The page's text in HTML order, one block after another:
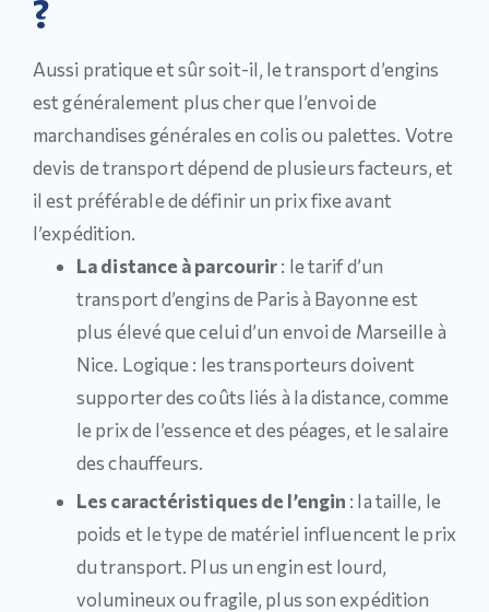
?
Aussi pratique et sûr soit-il, le transport d’engins
est généralement plus cher que l’envoi de
marchandises générales en colis ou palettes. Votre
devis de transport dépend de plusieurs facteurs, et
il est préférable de définir un prix fixe avant
l’expédition.
La distance à parcourir: le tarif d’un
transport d’engins de Paris à Bayonne est
plus élevé que celui d’un envoi de Marseille à
Nice. Logique : les transporteurs doivent
supporter des coûts liés à la distance, comme
le prix de l’essence et des péages, et le salaire
des chauffeurs.
Les caractéristiques de l’engin : la taille, le
poids et le type de matériel influencent le prix
du transport. Plus un engin est lourd,
volumineux ou fragile, plus son expédition